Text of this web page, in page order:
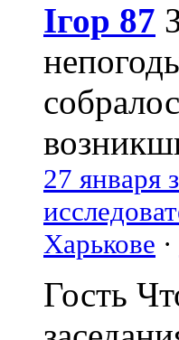
Ігор 87
27 января
Харькове ·
Гость